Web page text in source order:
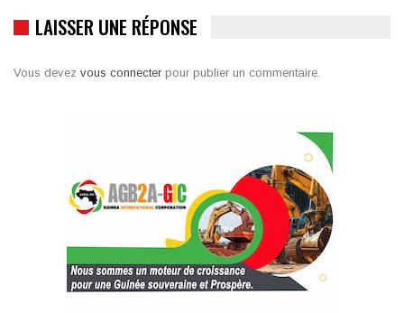
LAISSER UNE RÉPONSE
Vous devez vous connecter pour publier un commentaire.